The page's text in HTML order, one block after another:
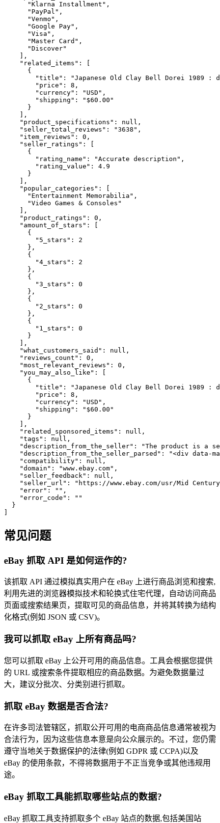
      "Klarna Installment",
      "PayPal",
      "Venmo",
      "Google Pay",
      "Visa",
      "Master Card",
      "Discover"
    ],
    "related_items": [
      {
"title": "Japanese Old Clay Bell Dorei 1989 :
        "price": 8,
        "currency": "USD",
        "shipping": "$60.00"
      }
    ],
    "product_specifications": null,
    "seller_total_reviews": "3638",
    "item_reviews": 0,
    "seller_ratings": [
      {
        "rating_name": "Accurate description",
        "rating_value": 4.9
      }
    ],
    "popular_categories": [
      "Entertainment Memorabilia",
      "Video Games & Consoles"
    ],
    "product_ratings": 0,
    "amount_of_stars": [
      {
        "5_stars": 2
      },
      {
        "4_stars": 2
      },
      {
        "3_stars": 0
      },
      {
        "2_stars": 0
      },
      {
        "1_stars": 0
      }
    ],
    "what_customers_said": null,
    "reviews_count": 0,
    "most_relevant_reviews": 0,
    "you_may_also_like": [
      {
"title": "Japanese Old Clay Bell Dorei 1989 :
        "price": 8,
        "currency": "USD",
        "shipping": "$60.00"
      }
    ],
    "related_sponsored_items": null,
    "tags": null,
"description_from_the_seller": "The product is a
"description_from_the_seller_parsed": "<div data-
    "compatibility": null,
    "domain": "www.ebay.com",
    "seller_feedback": null,
"seller_url": "https://www.ebay.com/usr/Mid
    "error": "",
    "error_code": ""
  }
常见问题
eBay 抓取 API 是如何运作的?
该抓取 API 通过模拟真实用户在 eBay 上进行商品浏览和搜索,
利用先进的浏览器模拟技术和轮换式住宅代理，自动访问商品
页面或搜索结果页，提取可见的商品信息，并将其转换为结构
化格式(例如 JSON 或 CSV)。
我可以抓取 eBay 上所有商品吗?
您可以抓取 eBay 上公开可用的商品信息。工具会根据您提供
的 URL 或搜索条件提取相应的商品数据。为避免数据量过
大，建议分批次、分类别进行抓取。
抓取 eBay 数据是否合法?
在许多司法管辖区，抓取公开可用的电商商品信息通常被视为
合法行为，因为这些信息本意是向公众展示的。不过，您仍需
遵守当地关于数据保护的法律(例如 GDPR 或 CCPA)以及
eBay 的使用条款，不得将数据用于不正当竞争或其他违规用
途。
eBay 抓取工具能抓取哪些站点的数据?
eBay 抓取工具支持抓取多个 eBay 站点的数据,包括美国站